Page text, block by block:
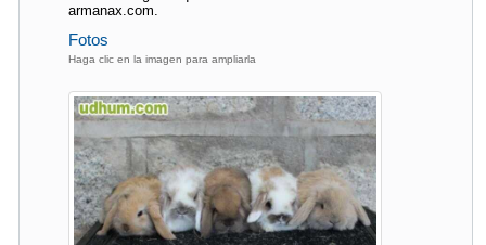
armanax.com.
Fotos
Haga clic en la imagen para ampliarla